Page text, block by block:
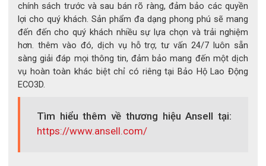
chính sách trước và sau bán rõ ràng, đảm bảo các quyền
lợi cho quý khách. Sản phẩm đa dạng phong phú sẽ mang
đến đến cho quý khách nhiều sự lựa chọn và trải nghiệm
hơn. thêm vào đó, dịch vụ hỗ trợ, tư vấn 24/7 luôn sẵn
sàng giải đáp mọi thông tin, đảm bảo mang đến một dịch
vụ hoàn toàn khác biệt chỉ có riêng tại Bảo Hộ Lao Động
ECO3D.
Tìm hiểu thêm về thương hiệu Ansell tại:
https://www.ansell.com/